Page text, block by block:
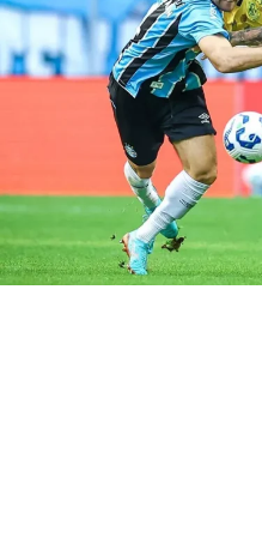
RELATED TOPICS: DESTAQUE
Grêmio está de volta à
DON'T MISS
Grêmio x Goiás: Onde